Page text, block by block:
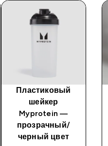
Пластиковый
шейкер
Myprotein —
прозрачный/
черный цвет